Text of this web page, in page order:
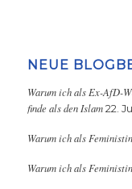
NEUE
Warum ich als Ex-AfD-
finde als den Islam 22.
Warum ich als
Warum ich als